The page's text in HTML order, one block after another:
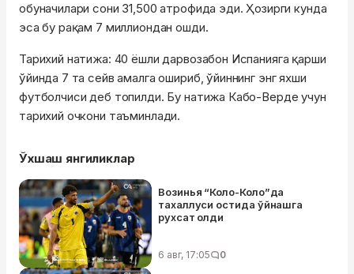
обуначилари сони 31,500 атрофида эди. Ҳозирги кунда
эса бу рақам 7 миллиондан ошди.
Тарихий натижа: 40 ёшли дарвозабон Испанияга қарши
ўйинда 7 та сейв амалга ошириб, ўйиннинг энг яхши
футболчиси деб топилди. Бу натижа Кабо-Верде учун
тарихий очкони таъминлади.
Ўхшаш янгиликлар
Возинья “Коло-Коло”да
тахаллуси остида ўйнашга
рухсат олди
6 авг, 17:05 0